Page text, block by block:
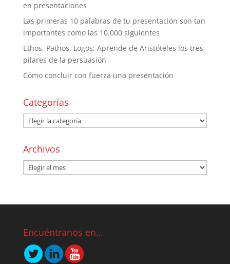
en presentaciones
Las primeras 10 palabras de tu presentación son tan
importantes como las 10.000 siguientes
Ethos, Pathos, Logos: Aprende de Aristóteles los tres
pilares de la persuasión
Cómo concluir con fuerza una presentación
Categorías
Archivos
Encuéntranos en…